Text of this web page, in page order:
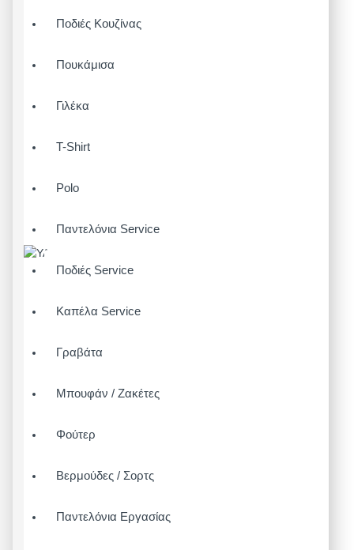
Ποδιές Κουζίνας
Πουκάμισα
Γιλέκα
T-Shirt
Polo
Παντελόνια Service
Ποδιές Service
Καπέλα Service
Γραβάτα
Μπουφάν / Ζακέτες
Φούτερ
Βερμούδες / Σορτς
Παντελόνια Εργασίας